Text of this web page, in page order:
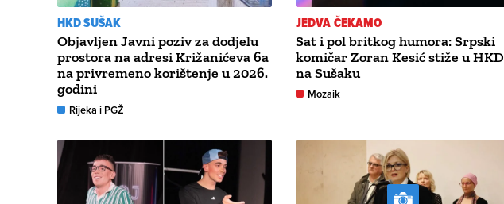
HKD SUŠAK
Objavljen Javni poziv za dodjelu
prostora na adresi Križanićeva 6a
na privremeno korištenje u 2026.
godini
Rijeka i PGŽ
JEDVA ČEKAMO
Sat i pol britkog humora: Srpski
komičar Zoran Kesić stiže u HKD
na Sušaku
Mozaik